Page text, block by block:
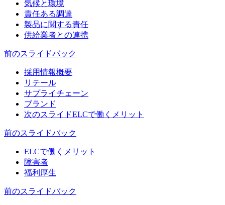
気候と環境
責任ある調達
製品に関する責任
供給業者との連携
前のスライドバック
採用情報概要
リテール
サプライチェーン
ブランド
次のスライドELCで働くメリット
前のスライドバック
ELCで働くメリット
障害者
福利厚生
前のスライドバック